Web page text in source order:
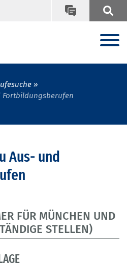
Aus- und
FÜR MÜNCHEN UND
STELLEN)